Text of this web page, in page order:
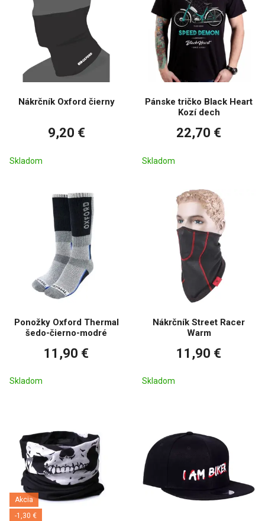
Nákrčník Oxford čierny
9,20 €
Skladom
Pánske tričko Black Heart
Kozí dech
22,70 €
Skladom
Ponožky Oxford Thermal
šedo-čierno-modré
11,90 €
Skladom
Nákrčník Street Racer
Warm
11,90 €
Skladom
Akcia
-1,30 €